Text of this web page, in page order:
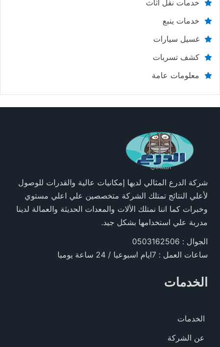
خدمات نقل اثاث
خدمات ينبع
غسيل سيارات
كشف تسربات
معلومات عامة
شركة الدرع المثالي لديها إمكانيات عالية والقدرات للوصول
لأعلي النتائج تمتلك الشركة متخصصين علي اعلي مستوي
وخبرات كما اننا نمتلك الألات والمعدات الحديثة والعمالة لدينا
مدربة علي استخدامها بشكل جيد.
الجوال : 0503162506
ساعات العمل : 7ايام اسبوعيا / 24 ساعة يوميا
الخدمات
الخدمات
عن الشركة